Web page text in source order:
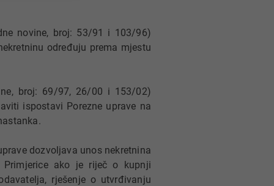
novine, broj: 53/91 i 103/96)
određuju prema mjestu
broj: 69/97, 26/00 i 153/02)
ispostavi Porezne uprave na
dozvoljava unos nekretnina
ako je riječ o kupnji
rješenje o utvrđivanju